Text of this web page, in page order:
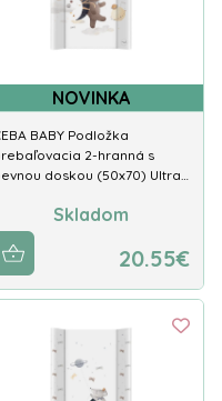
NOVINKA
BABY Podložka
2-hranná s
doskou (50x70) Ultra…
Skladom
20.55€